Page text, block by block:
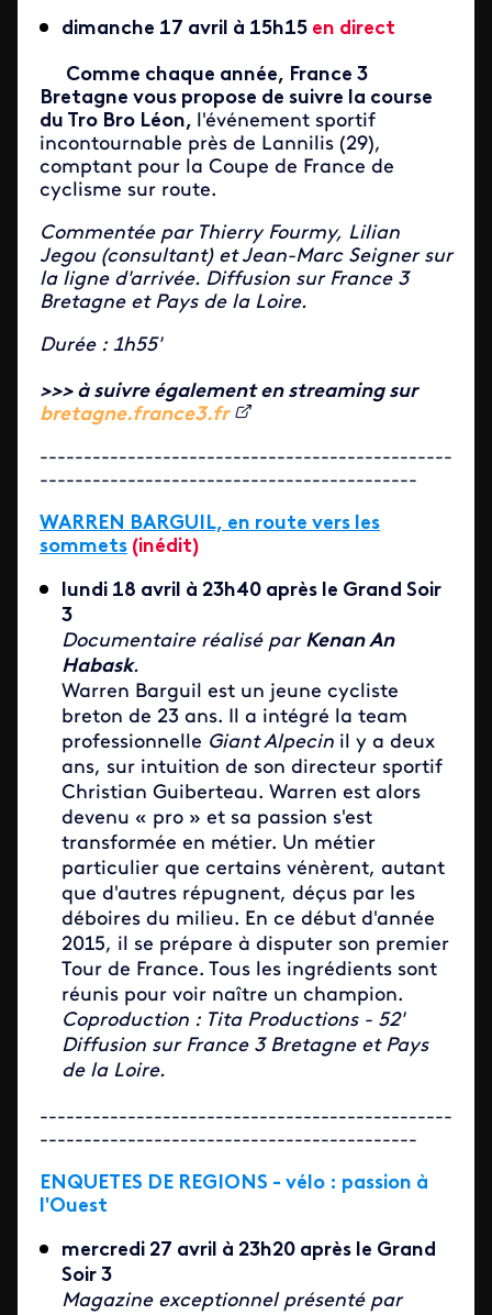
dimanche 17 avril à 15h15 en direct
Comme chaque année, France 3
Bretagne vous propose de suivre la course
du Tro Bro Léon, l'événement sportif
incontournable près de Lannilis (29),
comptant pour la Coupe de France de
cyclisme sur route.
Commentée par Thierry Fourmy, Lilian
Jegou (consultant) et Jean-Marc Seigner sur
la ligne d'arrivée. Diffusion sur France 3
Bretagne et Pays de la Loire.
Durée : 1h55'
>>> à suivre également en streaming sur
bretagne.france3.fr
-----------------------------------------------
-------------------------------------------
WARREN BARGUIL, en route vers les
sommets (inédit)
lundi 18 avril à 23h40 après le Grand Soir
3
Documentaire réalisé par Kenan An
Habask.
Warren Barguil est un jeune cycliste
breton de 23 ans. Il a intégré la team
professionnelle Giant Alpecin il y a deux
ans, sur intuition de son directeur sportif
Christian Guiberteau. Warren est alors
devenu « pro » et sa passion s'est
transformée en métier. Un métier
particulier que certains vénèrent, autant
que d'autres répugnent, déçus par les
déboires du milieu. En ce début d'année
2015, il se prépare à disputer son premier
Tour de France. Tous les ingrédients sont
réunis pour voir naître un champion.
Coproduction : Tita Productions - 52'
Diffusion sur France 3 Bretagne et Pays
de la Loire.
-----------------------------------------------
-------------------------------------------
ENQUETES DE REGIONS - vélo : passion à
l'Ouest
mercredi 27 avril à 23h20 après le Grand
Soir 3
Magazine exceptionnel présenté par